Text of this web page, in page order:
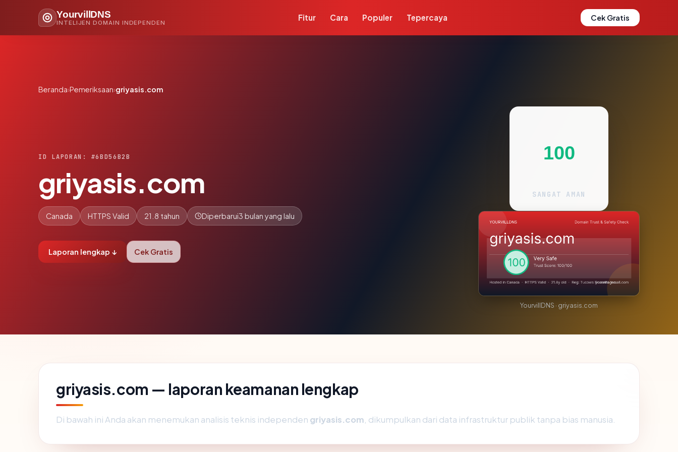
YourvillDNS
INTELIJEN DOMAIN INDEPENDEN
Fitur Cara Populer Tepercaya Cek Gratis
Beranda›Pemeriksaan›griyasis.com
ID LAPORAN: #6BD56B2B
griyasis.com
Canada HTTPS Valid 21.8 tahun Diperbarui3 bulan yang lalu
Laporan lengkap ↓ Cek Gratis
100
SANGAT AMAN
YourvillDNS · griyasis.com
griyasis.com — laporan keamanan lengkap
Di bawah ini Anda akan menemukan analisis teknis independen griyasis.com , dikumpulkan dari data infrastruktur publik tanpa bias manusia.